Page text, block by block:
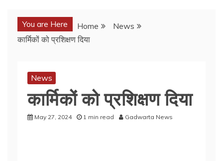
You are Here Home
News
कार्मिकों को प्रशिक्षण दिया
News
कार्मिकों को प्रशिक्षण दिया
May 27, 2024 1 min read Gadwarta News